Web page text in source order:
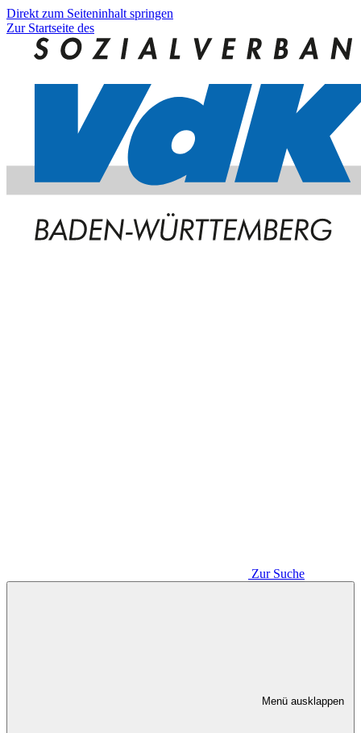
Direkt zum Seiteninhalt springen
Zur Startseite des
Zur Suche
Menü ausklappen